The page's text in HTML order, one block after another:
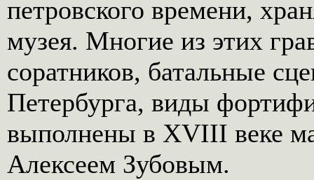
петровского времени,
музея. Многие из этих
соратников, батальные
Петербурга, виды
выполнены в XVIII веке
Алексеем Зубовым.